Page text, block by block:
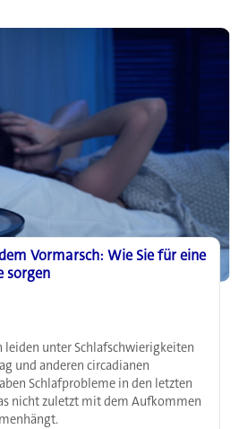
Vormarsch: Wie Sie für eine
sorgen
unter Schlafschwierigkeiten
und anderen circadianen
Schlafprobleme in den letzten
nicht zuletzt mit dem Aufkommen